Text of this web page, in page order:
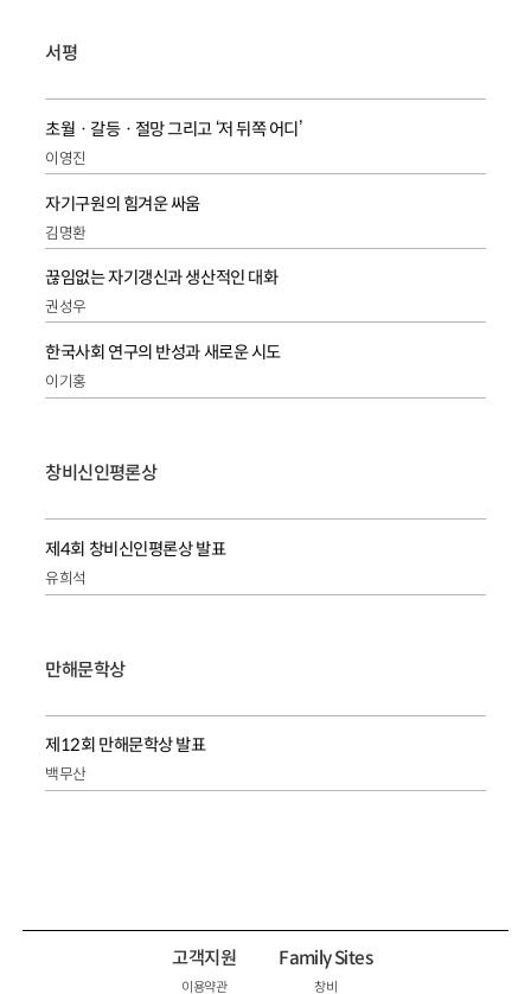
서평
초월ㆍ갈등ㆍ절망 그리고 ‘저 뒤쪽 어디’
이영진
자기구원의 힘겨운 싸움
김명환
끊임없는 자기갱신과 생산적인 대화
권성우
한국사회 연구의 반성과 새로운 시도
이기홍
창비신인평론상
제4회 창비신인평론상 발표
유희석
만해문학상
제12회 만해문학상 발표
백무산
고객지원
이용약관
Family Sites
창비